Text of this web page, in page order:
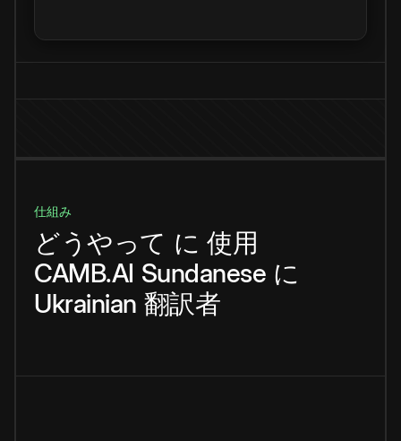
仕組み
どうやって に 使用
CAMB.AI Sundanese に
Ukrainian 翻訳者